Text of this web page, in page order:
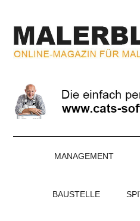
springen
secondary
menu
springen
springen
Magazin
für
Maler
und
MANAGEMENT
BAUSTELLE